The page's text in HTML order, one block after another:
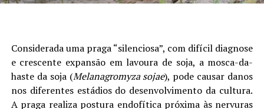
Considerada uma praga “silenciosa”, com difícil diagnose
e crescente expansão em lavoura de soja, a mosca-da-
haste da soja (Melanagromyza sojae), pode causar danos
nos diferentes estádios do desenvolvimento da cultura.
A praga realiza postura endofítica próxima às nervuras